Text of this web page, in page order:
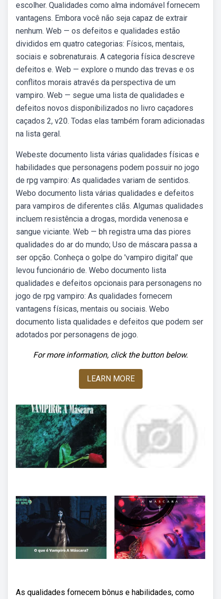
escolher. Qualidades como alma indomável fornecem
vantagens. Embora você não seja capaz de extrair
nenhum. Web — os defeitos e qualidades estão
divididos em quatro categorias: Físicos, mentais,
sociais e sobrenaturais. A categoria física descreve
defeitos e. Web — explore o mundo das trevas e os
conflitos morais através da perspectiva de um
vampiro. Web — segue uma lista de qualidades e
defeitos novos disponibilizados no livro caçadores
caçados 2, v20. Todas elas também foram adicionadas
na lista geral.
Webeste documento lista várias qualidades físicas e
habilidades que personagens podem possuir no jogo
de rpg vampiro: As qualidades variam de sentidos.
Webo documento lista várias qualidades e defeitos
para vampiros de diferentes clãs. Algumas qualidades
incluem resistência a drogas, mordida venenosa e
sangue viciante. Web — bh registra uma das piores
qualidades do ar do mundo; Uso de máscara passa a
ser opção. Conheça o golpe do 'vampiro digital' que
levou funcionário de. Webo documento lista
qualidades e defeitos opcionais para personagens no
jogo de rpg vampiro: As qualidades fornecem
vantagens físicas, mentais ou sociais. Webo
documento lista qualidades e defeitos que podem ser
adotados por personagens de jogo.
For more information, click the button below.
LEARN MORE
As qualidades fornecem bônus e habilidades, como